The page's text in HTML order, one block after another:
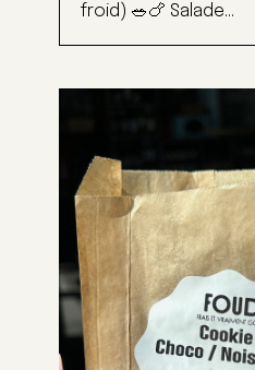
froid) 🥗🍗 Salade...